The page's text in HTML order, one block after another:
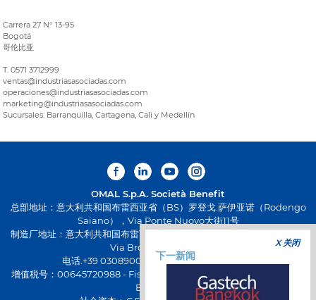
Carrera 27 N° 13-95
Bogotá
哥伦比亚
T. 0571 3712999
ventas@industriasasociadas.com
operaciones@industriasasociadas.com
marketing@industriasasociadas.com
Sucursales: Barranquilla, Cartagena, Cali y Medellín
OMAL S.p.A. Società Benefit
总部地址：意大利共和国布雷西亚省（BS）罗登戈.萨伊亚诺（Rodengo
Saiano），Via Ponte Nuovo大街11号
制造厂地址：意大利共和国布雷西亚省（BS）帕西拉诺（Passirano），
Via Brognolo大街12号
电话.+39 0308900145 传真.+39 0308900423
增值税号：00645720988 - Fiscal Code: 01661640175 - 工商注册号：
BS-258271
X 关闭
下一新闻